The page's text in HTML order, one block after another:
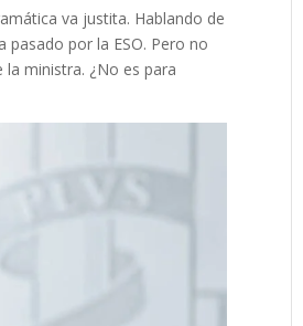
va justita. Hablando de
pasado por la ESO. Pero no
la ministra. ¿No es para